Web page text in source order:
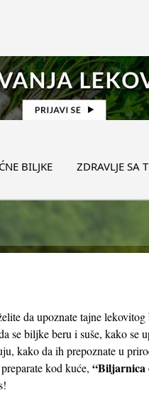
BILJKE ZDRAVLJE SA
da upoznate tajne lekovitog
se biljke beru i suše, kako se
kako da ih prepoznate u
kod kuće, “Biljarnica